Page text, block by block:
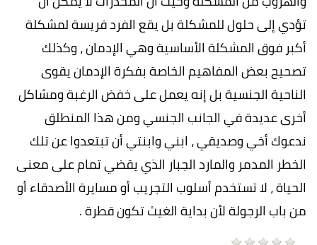
تؤدي إلى حلول للمشكلة بل يقع الفرد فريسة لمشكلة
أكبر فوق المشكلة الأساسية وهي الإدمان ، وكذلك
تصحيح بعض المفاهيم الخاصة بفكرة الإدمان يقوى
الناحية الجنسية بل إنه يعمل على خفض الرغبة ومشاكل
أخرى عديدة في الجانب الجنسي ومن هذا المنطلق
ندعوك أخي وصديقي ، ابني وابنتي أن تبتعدوا عن تلك
الخطر المدمر والمارد الجبار الذي يقضي تمام على معنى
الحياة ، لا تستخدم أسلوب التجريب أو مسايرة الأصدقاء أو
من باب الرجولة لأن بداية الغيث تكون قطرة .